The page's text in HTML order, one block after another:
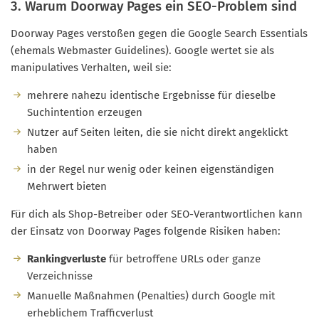
3. Warum Doorway Pages ein SEO-Problem sind
Doorway Pages verstoßen gegen die Google Search Essentials
(ehemals Webmaster Guidelines). Google wertet sie als
manipulatives Verhalten, weil sie:
mehrere nahezu identische Ergebnisse für dieselbe
Suchintention erzeugen
Nutzer auf Seiten leiten, die sie nicht direkt angeklickt
haben
in der Regel nur wenig oder keinen eigenständigen
Mehrwert bieten
Für dich als Shop-Betreiber oder SEO-Verantwortlichen kann
der Einsatz von Doorway Pages folgende Risiken haben:
Rankingverlustefür betroffene URLs oder ganze
Verzeichnisse
Manuelle Maßnahmen (Penalties) durch Google mit
erheblichem Trafficverlust